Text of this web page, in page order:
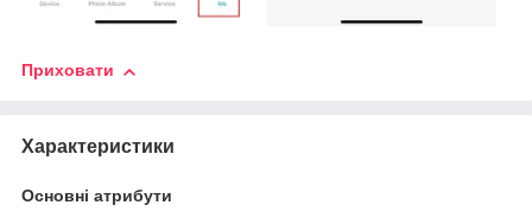
Приховати
Характеристики
Основні атрибути